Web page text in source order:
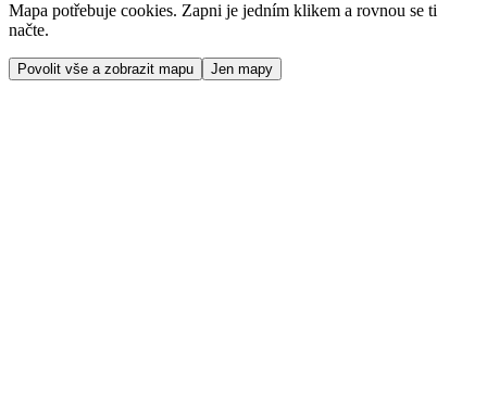
Mapa potřebuje cookies. Zapni je jedním klikem a rovnou se ti
načte.
Povolit vše a zobrazit mapu Jen mapy